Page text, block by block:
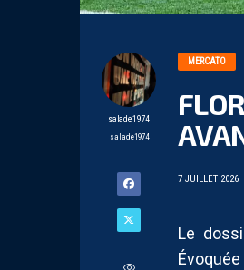
salade1974
salade1974
MERCATO
7 JUILLET 2026
Le